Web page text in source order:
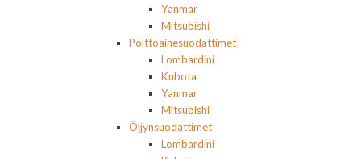
Yanmar
Mitsubishi
Polttoainesuodattimet
Lombardini
Kubota
Yanmar
Mitsubishi
Öljynsuodattimet
Lombardini